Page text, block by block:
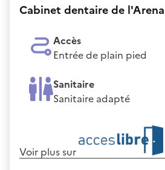
Cabinet dentaire de
Accès
Entrée de plain pied
Sanitaire
Sanitaire adapté
Voir plus sur